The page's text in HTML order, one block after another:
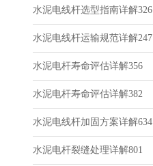
水泥电线杆选型指南详解326
水泥电线杆运输规范详解247
水泥电杆寿命评估详解356
水泥电杆寿命评估详解382
水泥电线杆加固方案详解634
水泥电杆裂缝处理详解801